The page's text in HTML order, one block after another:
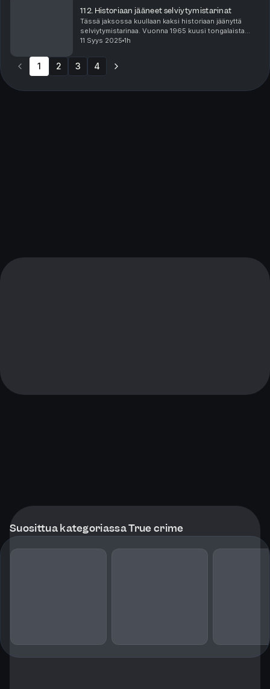
112. Historiaan jääneet selviytymistarinat
Tässä jaksossa kuullaan kaksi historiaan jäänyttä
selviytymistarinaa. Vuonna 1965 kuusi tongalaista
poikaa karkasivat veneellä Tongatapusta ja
autiolle ...
11 Syys 2025 1h
1 2 3 4
Suosittua kategoriassa True crime